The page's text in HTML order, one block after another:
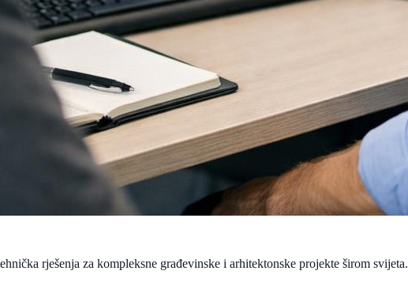
rješenja za kompleksne građevinske i arhitektonske projekte širom svijeta.